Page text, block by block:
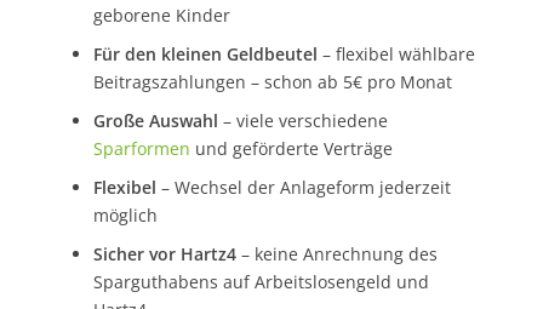
geborene Kinder
Für den kleinen Geldbeutel – flexibel wählbare
Beitragszahlungen – schon ab 5€ pro Monat
Große Auswahl – viele verschiedene
Sparformen und geförderte Verträge
Flexibel – Wechsel der Anlageform jederzeit
möglich
Sicher vor Hartz4– keine Anrechnung des
Sparguthabens auf Arbeitslosengeld und